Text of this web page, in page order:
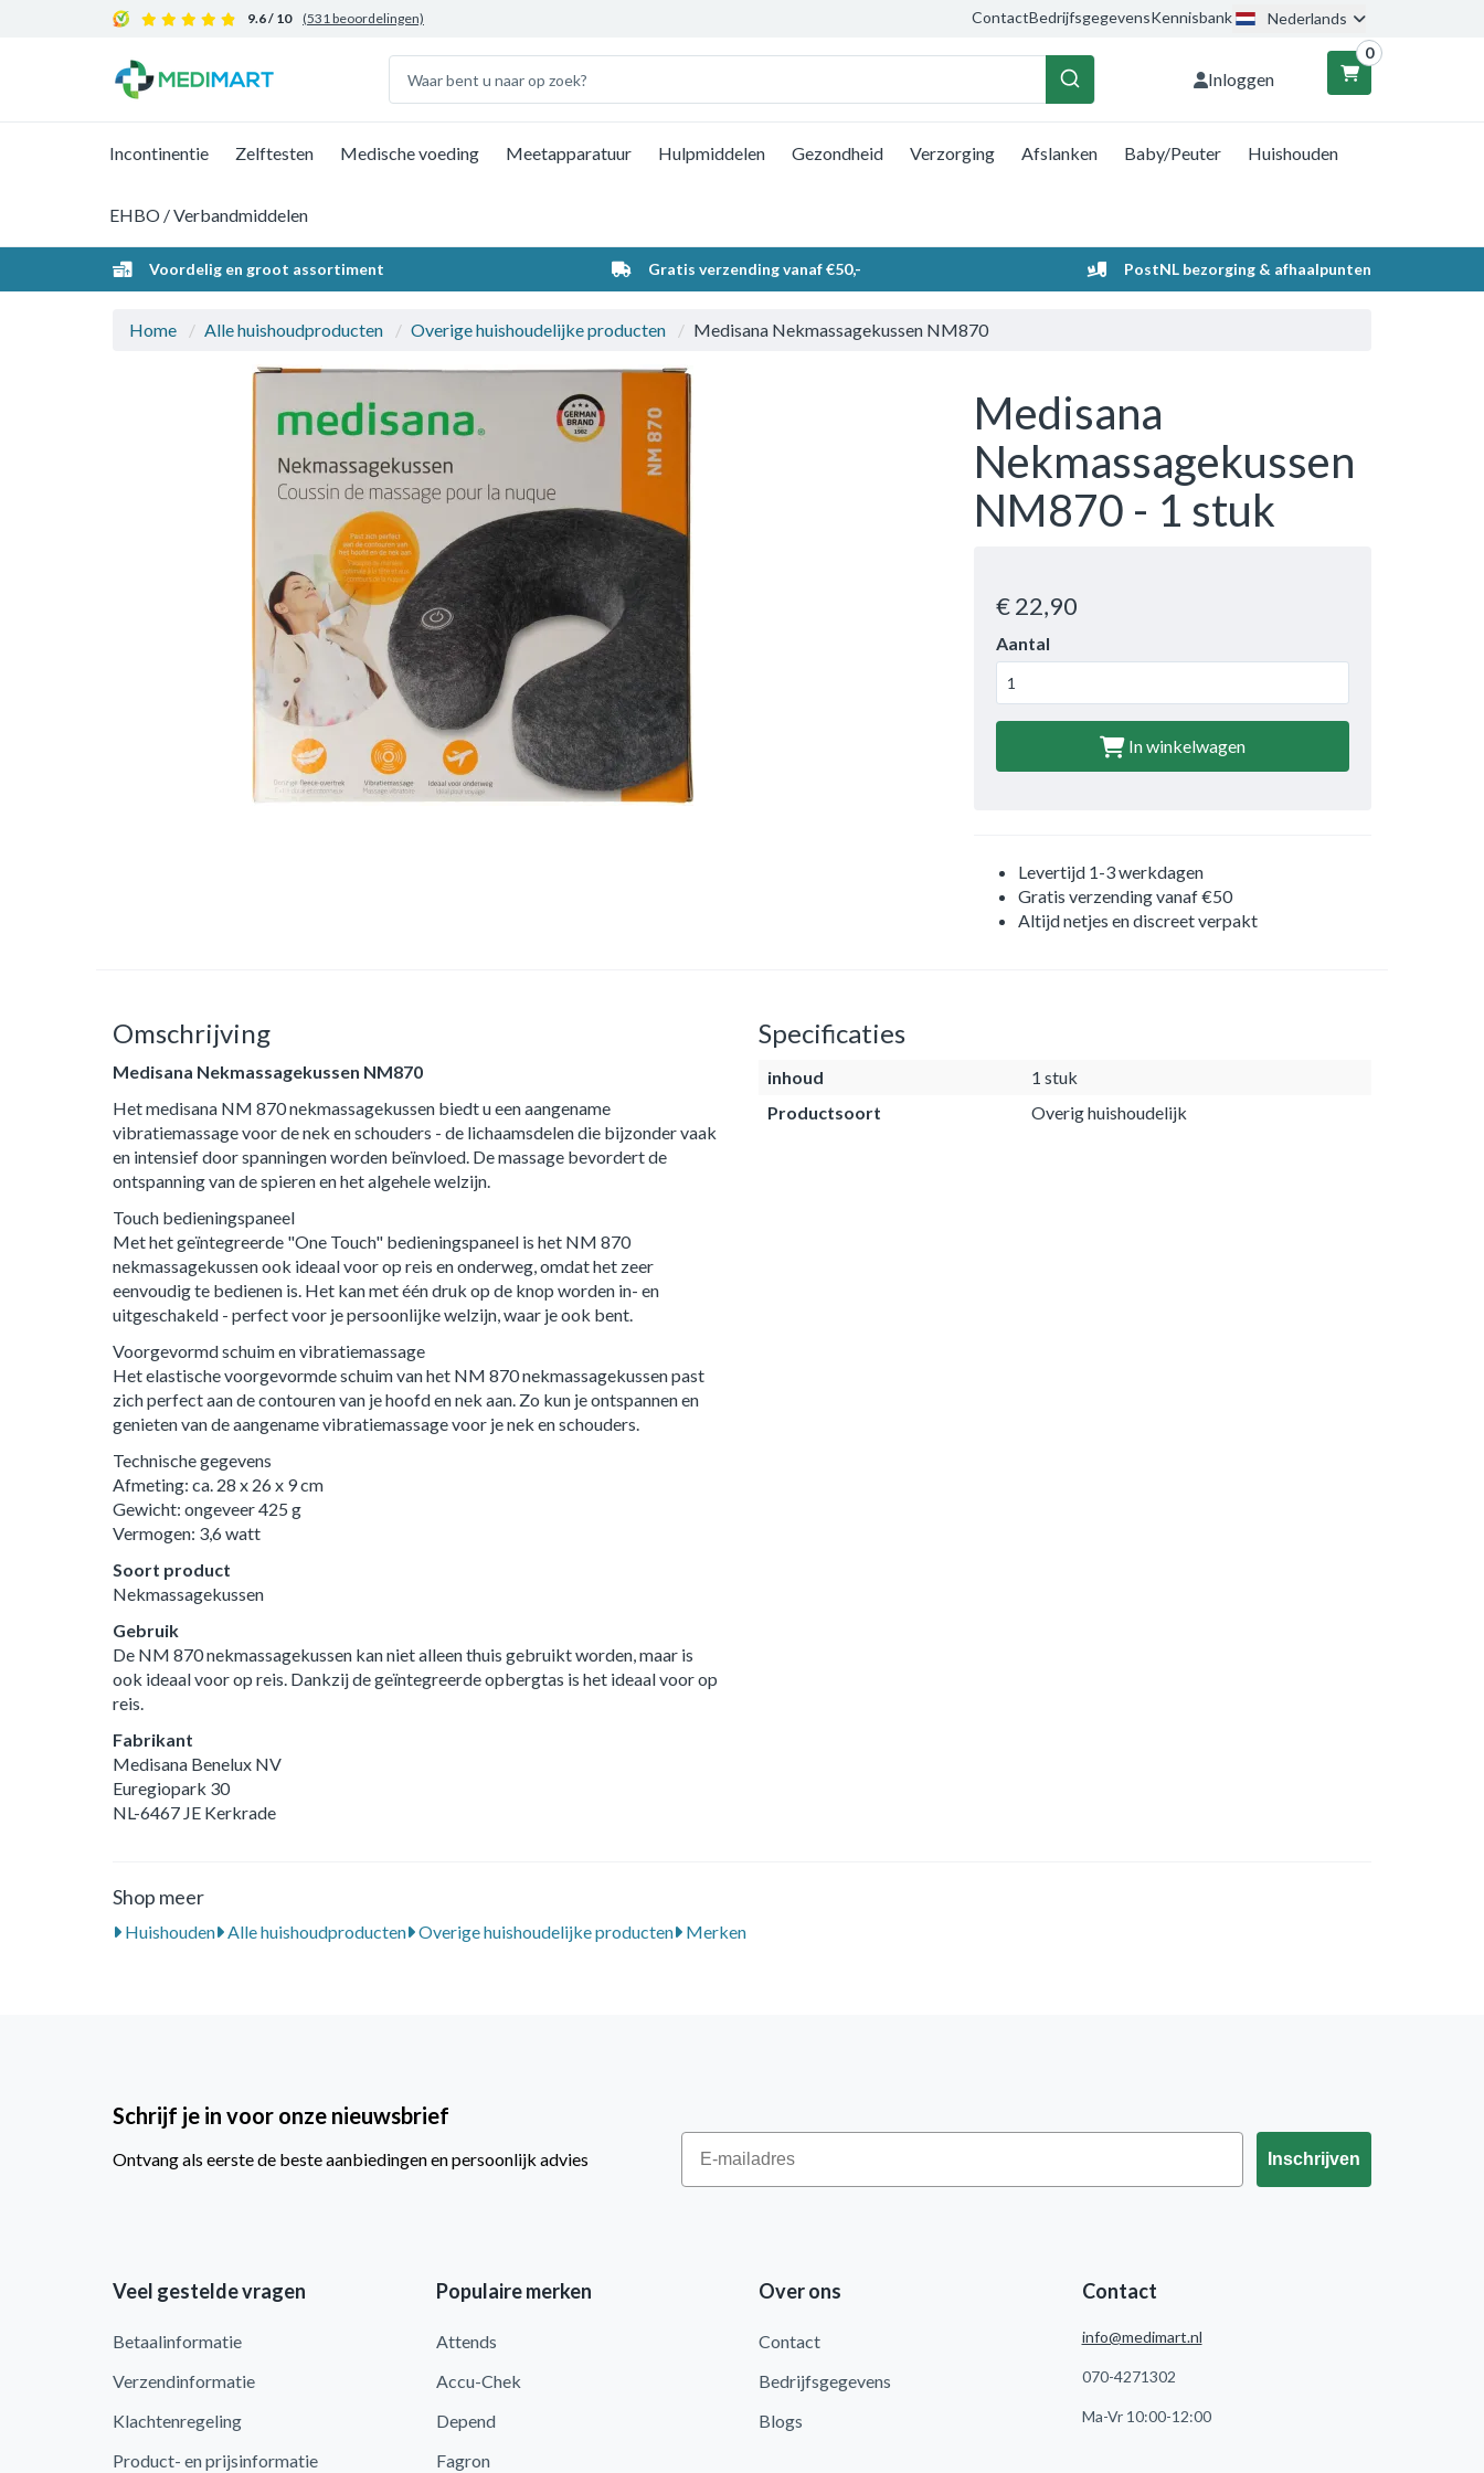
9.6 / 10 (531 beoordelingen) ContactBedrijfsgegevensKennisbank Nederlands
Inloggen
0
Winkelwagen
Uw winkelwagen is leeg.
Vul hem met producten.
Incontinentie Zelftesten Medische voeding Meetapparatuur Hulpmiddelen Gezondheid Verzorging Afslanken Baby/Peuter Huishouden
EHBO / Verbandmiddelen
Voordelig en groot assortiment Gratis verzending vanaf €50,- PostNL bezorging & afhaalpunten
Home Alle huishoudproducten Overige huishoudelijke producten Medisana Nekmassagekussen NM870
Medisana
Nekmassagekussen
NM870 - 1 stuk
€ 22,90
Aantal
In winkelwagen
Levertijd 1-3 werkdagen
Gratis verzending vanaf €50
Altijd netjes en discreet verpakt
Omschrijving
Medisana Nekmassagekussen NM870
Het medisana NM 870 nekmassagekussen biedt u een aangename
vibratiemassage voor de nek en schouders - de lichaamsdelen die bijzonder vaak
en intensief door spanningen worden beïnvloed. De massage bevordert de
ontspanning van de spieren en het algehele welzijn.
Touch bedieningspaneel
Met het geïntegreerde "One Touch" bedieningspaneel is het NM 870
nekmassagekussen ook ideaal voor op reis en onderweg, omdat het zeer
eenvoudig te bedienen is. Het kan met één druk op de knop worden in- en
uitgeschakeld - perfect voor je persoonlijke welzijn, waar je ook bent.
Voorgevormd schuim en vibratiemassage
Het elastische voorgevormde schuim van het NM 870 nekmassagekussen past
zich perfect aan de contouren van je hoofd en nek aan. Zo kun je ontspannen en
genieten van de aangename vibratiemassage voor je nek en schouders.
Technische gegevens
Afmeting: ca. 28 x 26 x 9 cm
Gewicht: ongeveer 425 g
Vermogen: 3,6 watt
Soort product
Nekmassagekussen
Gebruik
De NM 870 nekmassagekussen kan niet alleen thuis gebruikt worden, maar is
ook ideaal voor op reis. Dankzij de geïntegreerde opbergtas is het ideaal voor op
reis.
Fabrikant
Medisana Benelux NV
Euregiopark 30
NL-6467 JE Kerkrade
Specificaties
inhoud
1 stuk
Productsoort
Overig huishoudelijk
Shop meer
Huishouden Alle huishoudproducten Overige huishoudelijke producten Merken
Schrijf je in voor onze nieuwsbrief
Ontvang als eerste de beste aanbiedingen en persoonlijk advies
Email
Inschrijven
Veel gestelde vragen
Betaalinformatie
Verzendinformatie
Klachtenregeling
Product- en prijsinformatie
Populaire merken
Attends
Accu-Chek
Depend
Fagron
Over ons
Contact
Bedrijfsgegevens
Blogs
Contact
info@medimart.nl
070-4271302
Ma-Vr 10:00-12:00